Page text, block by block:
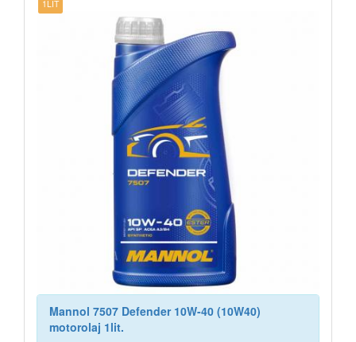
1LIT
Mannol 7507 Defender 10W-40 (10W40)
motorolaj 1lit.